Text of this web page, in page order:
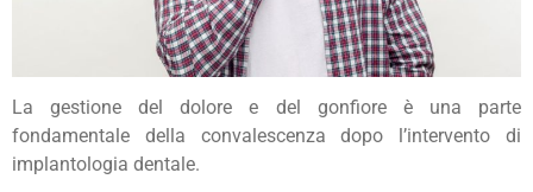
La gestione del dolore e del gonfiore è una parte
fondamentale della convalescenza dopo l’intervento di
implantologia dentale.